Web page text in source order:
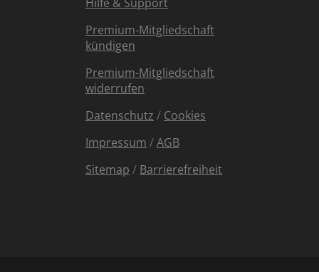
Premium-Mitgliedschaft
kündigen
Premium-Mitgliedschaft
widerrufen
Datenschutz / Cookies
Impressum /AGB
Sitemap / Barrierefreiheit